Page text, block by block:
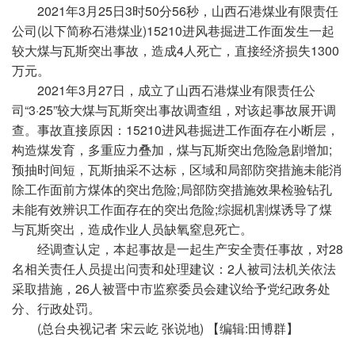
2021年3月25日3时50分56秒，山西石港煤业有限责任
公司(以下简称石港煤业)15210进风巷掘进工作面发生一起
较大煤与瓦斯突出事故，造成4人死亡，直接经济损失1300
万元。
2021年3月27日，成立了山西石港煤业有限责任公
司“3·25”较大煤与瓦斯突出事故调查组，对该起事故展开调
查。事故直接原因：15210进风巷掘进工作面存在小断层，
构造煤发育，多重应力叠加，煤与瓦斯突出危险急剧增加;
预抽时间短，瓦斯抽采不达标，区域和局部防突措施未能消
除工作面前方煤体的突出危险;局部防突措施效果检验钻孔
未能有效辨识工作面存在的突出危险;综掘机割煤诱导了煤
与瓦斯突出，造成作业人员缺氧窒息死亡。
经调查认定，本起事故是一起生产安全责任事故，对28
名相关责任人员提出问责和处理建议：2人被司法机关依法
采取措施，26人被晋中市监察委员会建议给予党纪政务处
分、行政处罚。
(总台央视记者 宋云屹 张说地) 【编辑:田博群】